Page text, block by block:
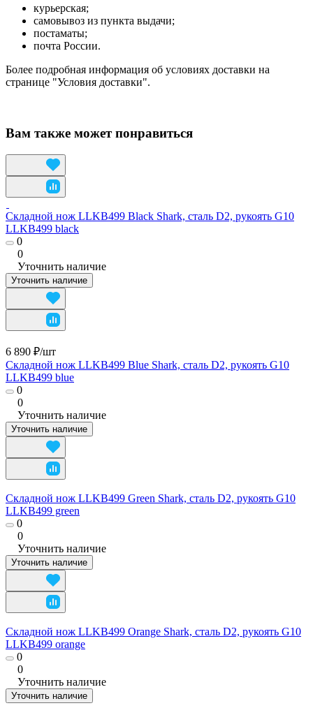
курьерская;
самовывоз из пункта выдачи;
постаматы;
почта России.
Более подробная информация об условиях доставки на
странице "Условия доставки".
Вам также может понравиться
Складной нож LLKB499 Black Shark, сталь D2, рукоять G10
LLKB499 black
0
0
Уточнить наличие
Уточнить наличие
6 890 ₽/шт
Складной нож LLKB499 Blue Shark, сталь D2, рукоять G10
LLKB499 blue
0
0
Уточнить наличие
Уточнить наличие
Складной нож LLKB499 Green Shark, сталь D2, рукоять G10
LLKB499 green
0
0
Уточнить наличие
Уточнить наличие
Складной нож LLKB499 Orange Shark, сталь D2, рукоять G10
LLKB499 orange
0
0
Уточнить наличие
Уточнить наличие